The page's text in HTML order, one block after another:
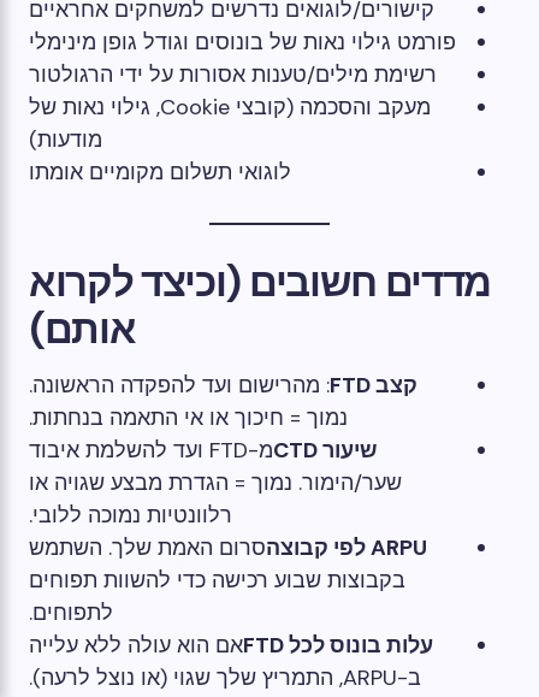
קישורים/לוגואים נדרשים למשחקים אחראיים
פורמט גילוי נאות של בונוסים וגודל גופן מינימלי
רשימת מילים/טענות אסורות על ידי הרגולטור
מעקב והסכמה (קובצי Cookie, גילוי נאות של
מודעות)
לוגואי תשלום מקומיים אומתו
מדדים חשובים (וכיצד לקרוא
אותם)
קצב FTD
: מהרישום ועד להפקדה הראשונה.
נמוך = חיכוך או אי התאמה בנחתות.
שיעור CTD
מ-FTD ועד להשלמת איבוד
שער/הימור. נמוך = הגדרת מבצע שגויה או
רלוונטיות נמוכה ללובי.
ARPU לפי קבוצה
סרום האמת שלך. השתמש
בקבוצות שבוע רכישה כדי להשוות תפוחים
לתפוחים.
עלות בונוס לכל FTD
אם הוא עולה ללא עלייה
ב-ARPU, התמריץ שלך שגוי (או נוצל לרעה).